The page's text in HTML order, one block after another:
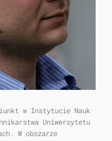
w Instytucie Nauk
Uniwersytetu
W obszarze